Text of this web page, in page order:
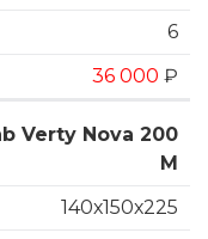
6
36 000 ₽
Verty Nova 200
M
140х150х225